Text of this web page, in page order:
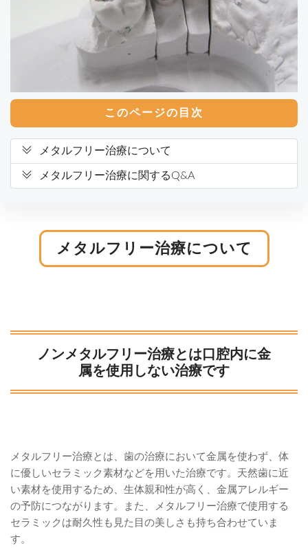
このページの目次
メタルフリー治療について
メタルフリー治療に関するQ&A
メタルフリー治療について
ノンメタルフリー治療とは口腔内に金
属を使用しない治療です
メタルフリー治療とは、歯の治療において金属を使わず、体
に優しいセラミック素材などを用いた治療です。天然歯に近
い素材を使用するため、生体親和性が高く、金属アレルギー
の予防につながります。また、メタルフリー治療で使用する
セラミックは耐久性も見た目の美しさも持ち合わせていま
す。